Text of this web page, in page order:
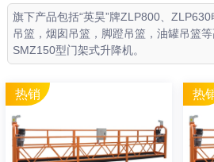
旗下产品包括“英昊”牌ZLP800、
吊篮，烟囱吊篮，脚蹬吊篮，油罐吊篮
SMZ150型门架式升降机。